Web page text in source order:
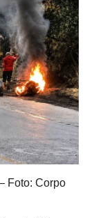
Foto: Corpo